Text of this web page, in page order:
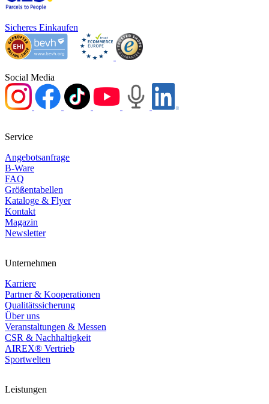
Sicheres Einkaufen
Social Media
Service
Angebotsanfrage
B-Ware
FAQ
Größentabellen
Kataloge & Flyer
Kontakt
Magazin
Newsletter
Unternehmen
Karriere
Partner & Kooperationen
Qualitätssicherung
Über uns
Veranstaltungen & Messen
CSR & Nachhaltigkeit
AIREX® Vertrieb
Sportwelten
Leistungen